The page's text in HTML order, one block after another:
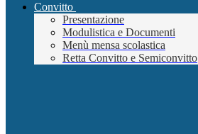
Convitto
Presentazione
Modulistica e Documenti
Menù mensa scolastica
Retta Convitto e Semiconvitto